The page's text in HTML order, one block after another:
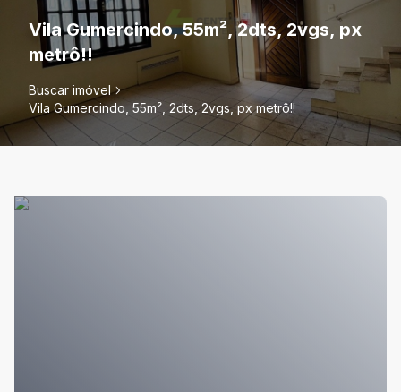
Vila Gumercindo, 55m², 2dts, 2vgs, px
metrô!!
Buscar imóvel
Vila Gumercindo, 55m², 2dts, 2vgs, px metrô!!